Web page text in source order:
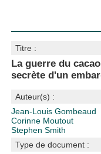
Titre :
La guerre du
secrète d'un
Auteur(s) :
Jean-Louis Gombeaud
Corinne Moutout
Stephen Smith
Type de document :